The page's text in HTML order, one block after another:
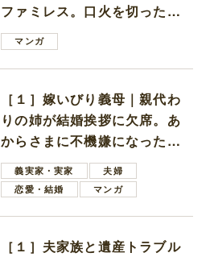
ファミレス。口火を切ったの
は電車好きの男の子ママ
マンガ
［１］嫁いびり義母｜親代わ
りの姉が結婚挨拶に欠席。あ
からさまに不機嫌になった義
母義実家・実家
夫婦
恋愛・結婚
マンガ
［１］夫家族と遺産トラブル